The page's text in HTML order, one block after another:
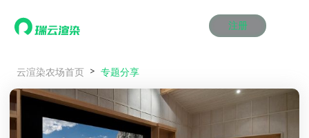
注册
产品服务
效果图渲染
云制作
云渲染管理系统
效果图渲染
云制作
云渲染管理系统
效果图渲染
云制作
云渲染管理系统
效果图渲染
云制作
云渲染管理系统
效果图渲染
云制作
云渲染管理系统
效果图渲染
云制作
云渲染管理系统
解决方案
Maya云渲染方案
3ds Max云渲染方案
Maya云渲染方案
3ds Max云渲染方案
Maya云渲染方案
3ds Max云渲染方案
Maya云渲染方案
3ds Max云渲染方案
Maya云渲染方案
3ds Max云渲染方案
Maya云渲染方案
3ds Max云渲染方案
云渲染农场首页 专题分享